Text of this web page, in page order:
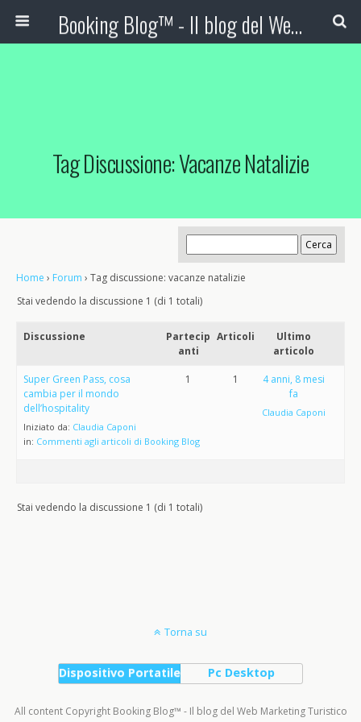
Booking Blog™ - Il blog del Web Marketing Turistico
Tag Discussione: Vacanze Natalizie
Home › Forum › Tag discussione: vacanze natalizie
Stai vedendo la discussione 1 (di 1 totali)
Discussione
Partecip
anti
Articoli
Ultimo
articolo
Super Green Pass, cosa
cambia per il mondo
dell’hospitality
Iniziato da: Claudia Caponi
in: Commenti agli articoli di Booking Blog
1 1
4 anni, 8 mesi
fa
Claudia Caponi
Stai vedendo la discussione 1 (di 1 totali)
Torna su
Dispositivo Portatile Pc Desktop
All content Copyright Booking Blog™ - Il blog del Web Marketing Turistico